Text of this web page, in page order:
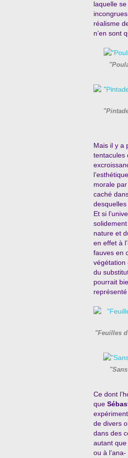
laquelle
réalisme
n’en sont
Mais il y a
tentacules
morale
caché
Et si
nature et
en effet à
fauves en
végétation
du
pourrait
"Feuilles
Ce dont
que
de divers
dans des
autant que
ou à